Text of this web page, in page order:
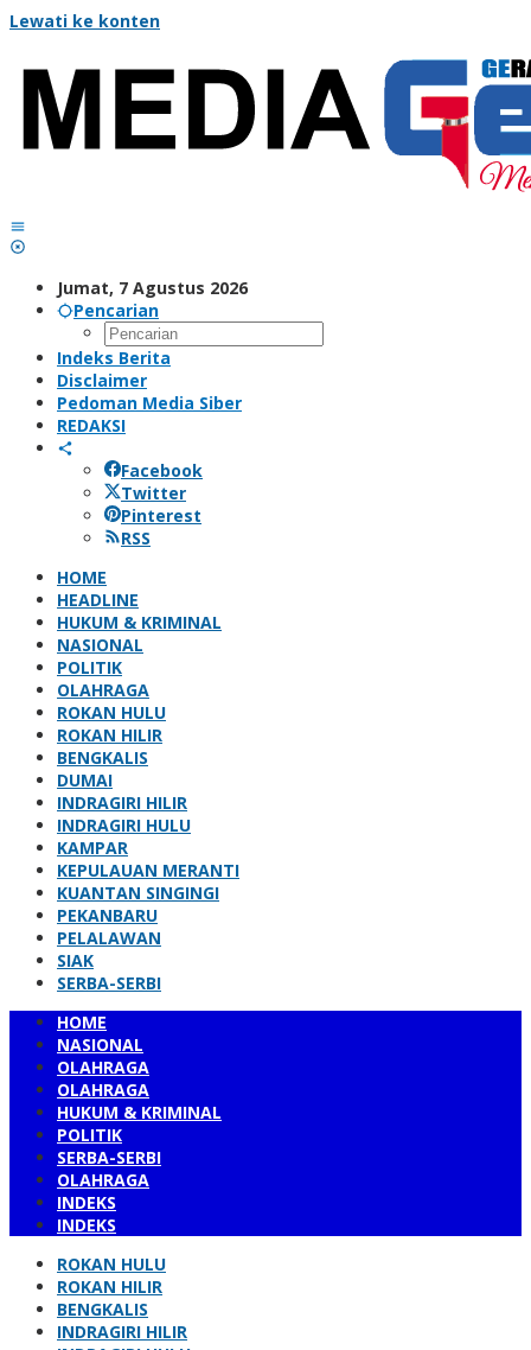
Lewati ke konten
Jumat, 7 Agustus 2026
Pencarian
Indeks Berita
Disclaimer
Pedoman Media Siber
REDAKSI
Facebook
Twitter
Pinterest
RSS
HOME
HEADLINE
HUKUM & KRIMINAL
NASIONAL
POLITIK
OLAHRAGA
ROKAN HULU
ROKAN HILIR
BENGKALIS
DUMAI
INDRAGIRI HILIR
INDRAGIRI HULU
KAMPAR
KEPULAUAN MERANTI
KUANTAN SINGINGI
PEKANBARU
PELALAWAN
SIAK
SERBA-SERBI
HOME
NASIONAL
OLAHRAGA
OLAHRAGA
HUKUM & KRIMINAL
POLITIK
SERBA-SERBI
OLAHRAGA
INDEKS
INDEKS
ROKAN HULU
ROKAN HILIR
BENGKALIS
INDRAGIRI HILIR